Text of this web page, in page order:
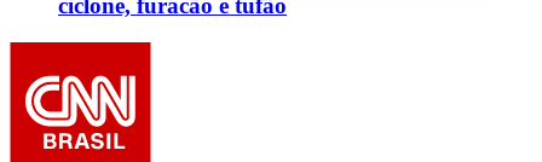
ciclone, furacão e tufão